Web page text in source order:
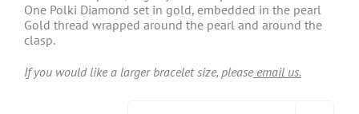
One Polki Diamond set in gold, embedded in the pearl
Gold thread wrapped around the pearl and around the
clasp.
If you would like a larger bracelet size, pleaseemail us.